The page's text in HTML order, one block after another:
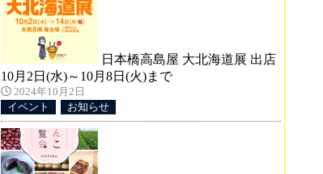
日本橋高島屋 大北海道展 出店
10月2日(水)～10月8日(火)まで
2024年10月2日
イベント
お知らせ